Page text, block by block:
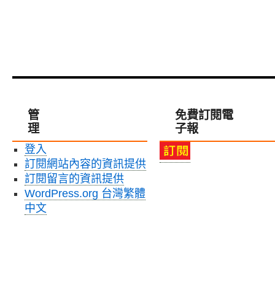
管
理
登入
訂閱網站內容的資訊提供
訂閱留言的資訊提供
WordPress.org 台灣繁體
中文
免費訂閱電
子報